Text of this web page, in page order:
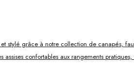
stylé grâce à notre collection de canapés,
confortables aux rangements